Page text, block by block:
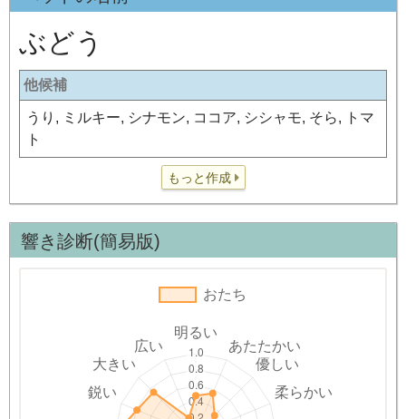
ぶどう
他候補
うり, ミルキー, シナモン, ココア, シシャモ, そら, トマ
ト
もっと作成
響き診断(簡易版)